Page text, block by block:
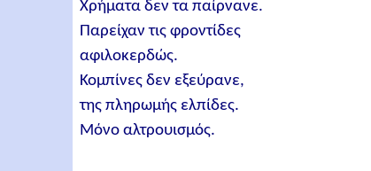
Χρήματα δεν τα παίρνανε.
Παρείχαν τις φροντίδες
αφιλοκερδώς.
Κομπίνες δεν εξεύρανε,
της πληρωμής ελπίδες.
Μόνο αλτρουισμός.